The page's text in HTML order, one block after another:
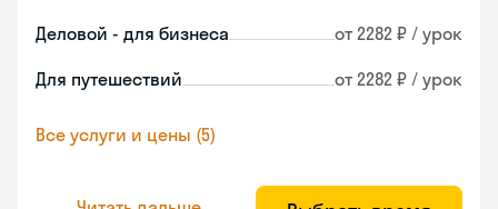
Деловой - для бизнеса от 2282 ₽ / урок
Для путешествий от 2282 ₽ / урок
Все услуги и цены (5)